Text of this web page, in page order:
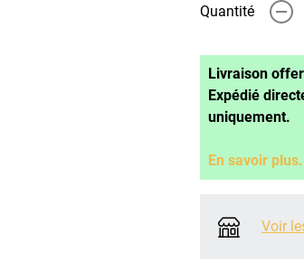
Quantité -
Livraison
Expédié
uniquement.
En savoir plus.
Voir